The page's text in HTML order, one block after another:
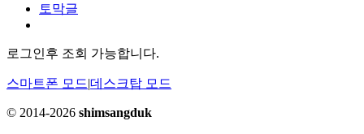
토막글
로그인후 조회 가능합니다.
스마트폰 모드|데스크탑 모드
© 2014-2026 shimsangduk